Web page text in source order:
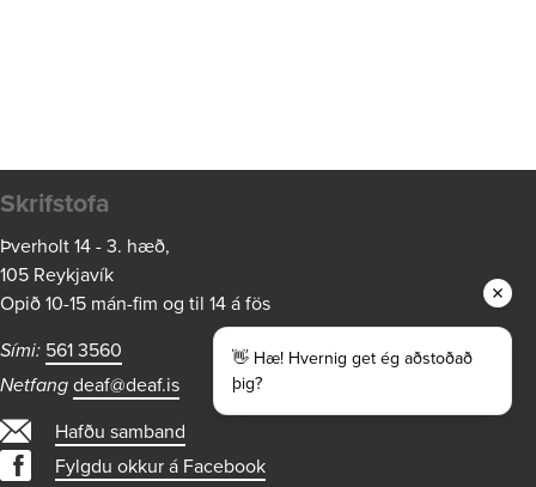
Skrifstofa
Þverholt 14 - 3. hæð,
105 Reykjavík
Opið 10-15 mán-fim og til 14 á fös
Sími: 561 3560
Netfang deaf@deaf.is
Hafðu samband
Fylgdu okkur á Facebook
👋 Hæ! Hvernig get ég aðstoðað
þig?